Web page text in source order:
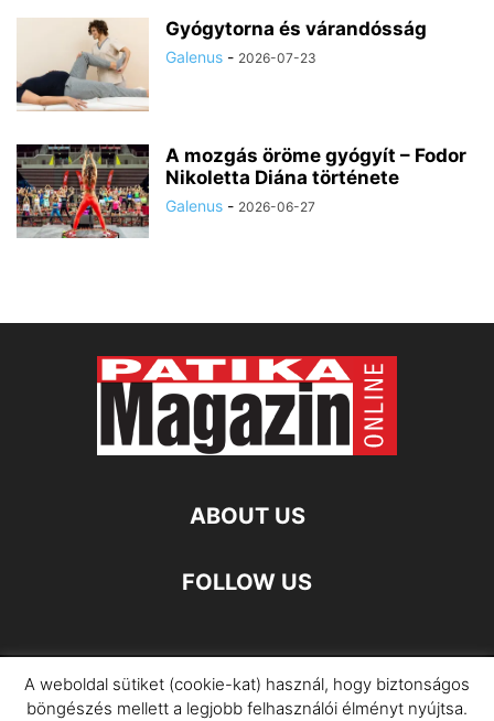
Gyógytorna és várandósság
Galenus - 2026-07-23
A mozgás öröme gyógyít – Fodor
Nikoletta Diána története
Galenus - 2026-06-27
ABOUT US
FOLLOW US
Impresszum Adatkezelési Információ
A weboldal sütiket (cookie-kat) használ, hogy biztonságos
böngészés mellett a legjobb felhasználói élményt nyújtsa.